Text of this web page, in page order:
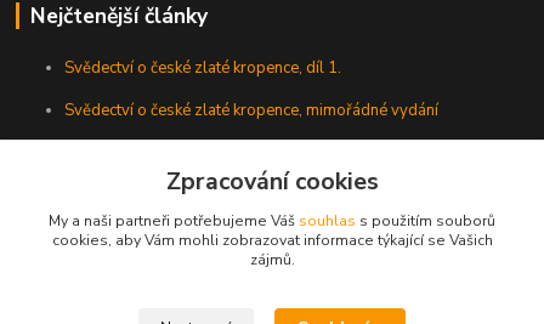
Nejčtenější články
Svědectví o české zlaté kropence, díl 1.
Svědectví o české zlaté kropence, mimořádné vydání
Zpracování cookies
My a naši partneři potřebujeme Váš souhlas s použitím souborů
cookies, aby Vám mohli zobrazovat informace týkající se Vašich
zájmů.